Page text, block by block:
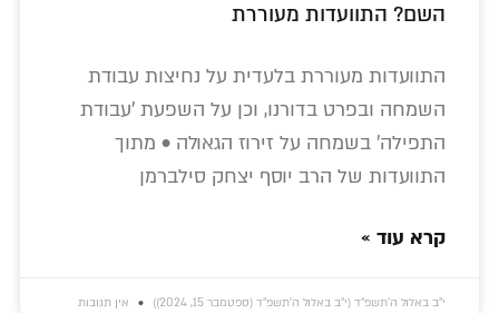
השם? התוועדות מעוררת
התוועדות מעוררת בלעדית על נחיצות עבודת
השמחה ובפרט בדורנו, וכן על השפעת 'עבודת
התפילה' בשמחה על זירוז הגאולה • מתוך
התוועדות של הרב יוסף יצחק סילברמן
קרא עוד »
י״ב באלול ה׳תשפ״ד (י״ב באלול ה׳תשפ״ד (ספטמבר 15, 2024)) אין תגובות